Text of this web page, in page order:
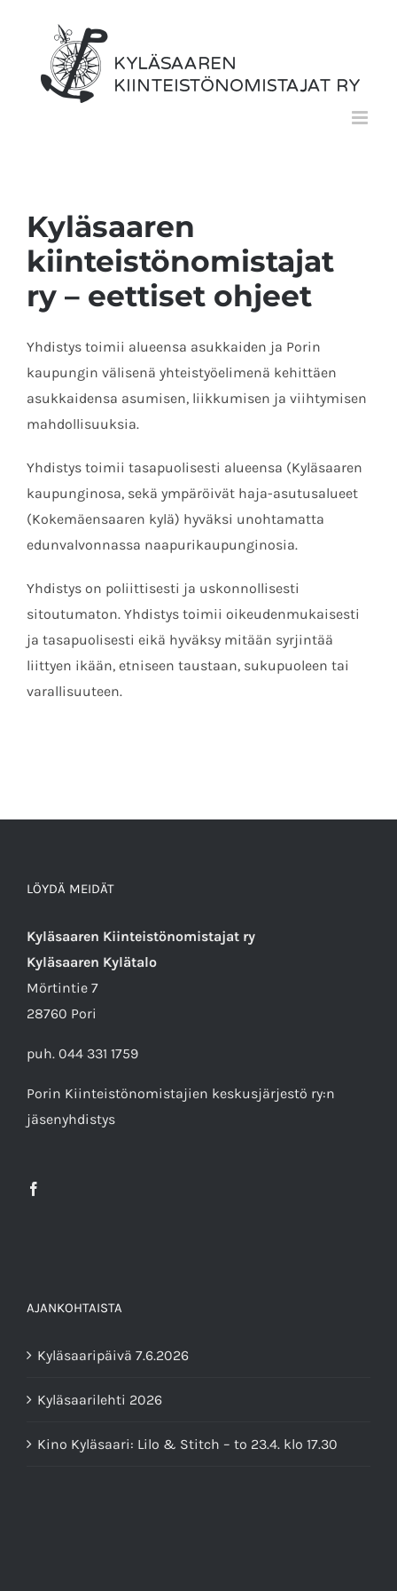
Kyläsaaren
kiinteistönomistajat
ry – eettiset ohjeet
Yhdistys toimii alueensa asukkaiden ja Porin
kaupungin välisenä yhteistyöelimenä kehittäen
asukkaidensa asumisen, liikkumisen ja viihtymisen
mahdollisuuksia.
Yhdistys toimii tasapuolisesti alueensa (Kyläsaaren
kaupunginosa, sekä ympäröivät haja-asutusalueet
(Kokemäensaaren kylä) hyväksi unohtamatta
edunvalvonnassa naapurikaupunginosia.
Yhdistys on poliittisesti ja uskonnollisesti
sitoutumaton. Yhdistys toimii oikeudenmukaisesti
ja tasapuolisesti eikä hyväksy mitään syrjintää
liittyen ikään, etniseen taustaan, sukupuoleen tai
varallisuuteen.
LÖYDÄ MEIDÄT
Kyläsaaren Kiinteistönomistajat ry
Kyläsaaren Kylätalo
Mörtintie 7
28760 Pori
puh. 044 331 1759
Porin Kiinteistönomistajien keskusjärjestö ry:n
jäsenyhdistys
AJANKOHTAISTA
Kyläsaaripäivä 7.6.2026
Kyläsaarilehti 2026
Kino Kyläsaari: Lilo & Stitch – to 23.4. klo 17.30